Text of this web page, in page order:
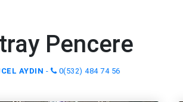
Pencere
AYDIN - 0(532) 484 74 56